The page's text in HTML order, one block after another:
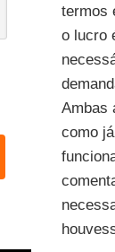
termos
o lucro
Ambas
como